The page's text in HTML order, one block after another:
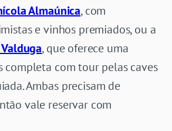
Almaúnica, com
e vinhos premiados, ou a
Valduga, que oferece uma
completa com tour pelas caves
Ambas precisam de
vale reservar com